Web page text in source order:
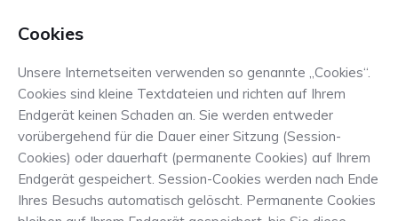
Cookies
Unsere Internetseiten verwenden so genannte „Cookies“.
Cookies sind kleine Textdateien und richten auf Ihrem
Endgerät keinen Schaden an. Sie werden entweder
vorübergehend für die Dauer einer Sitzung (Session-
Cookies) oder dauerhaft (permanente Cookies) auf Ihrem
Endgerät gespeichert. Session-Cookies werden nach Ende
Ihres Besuchs automatisch gelöscht. Permanente Cookies